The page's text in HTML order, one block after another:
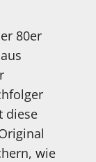
80er
diese
wie